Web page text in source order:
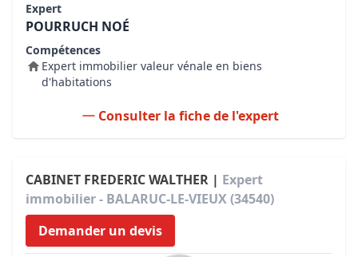
Expert
POURRUCH NOÉ
Compétences
Expert immobilier valeur vénale en biens
d'habitations
Consulter la fiche de l'expert
CABINET FREDERIC WALTHER | Expert
immobilier - BALARUC-LE-VIEUX (34540)
Demander un devis